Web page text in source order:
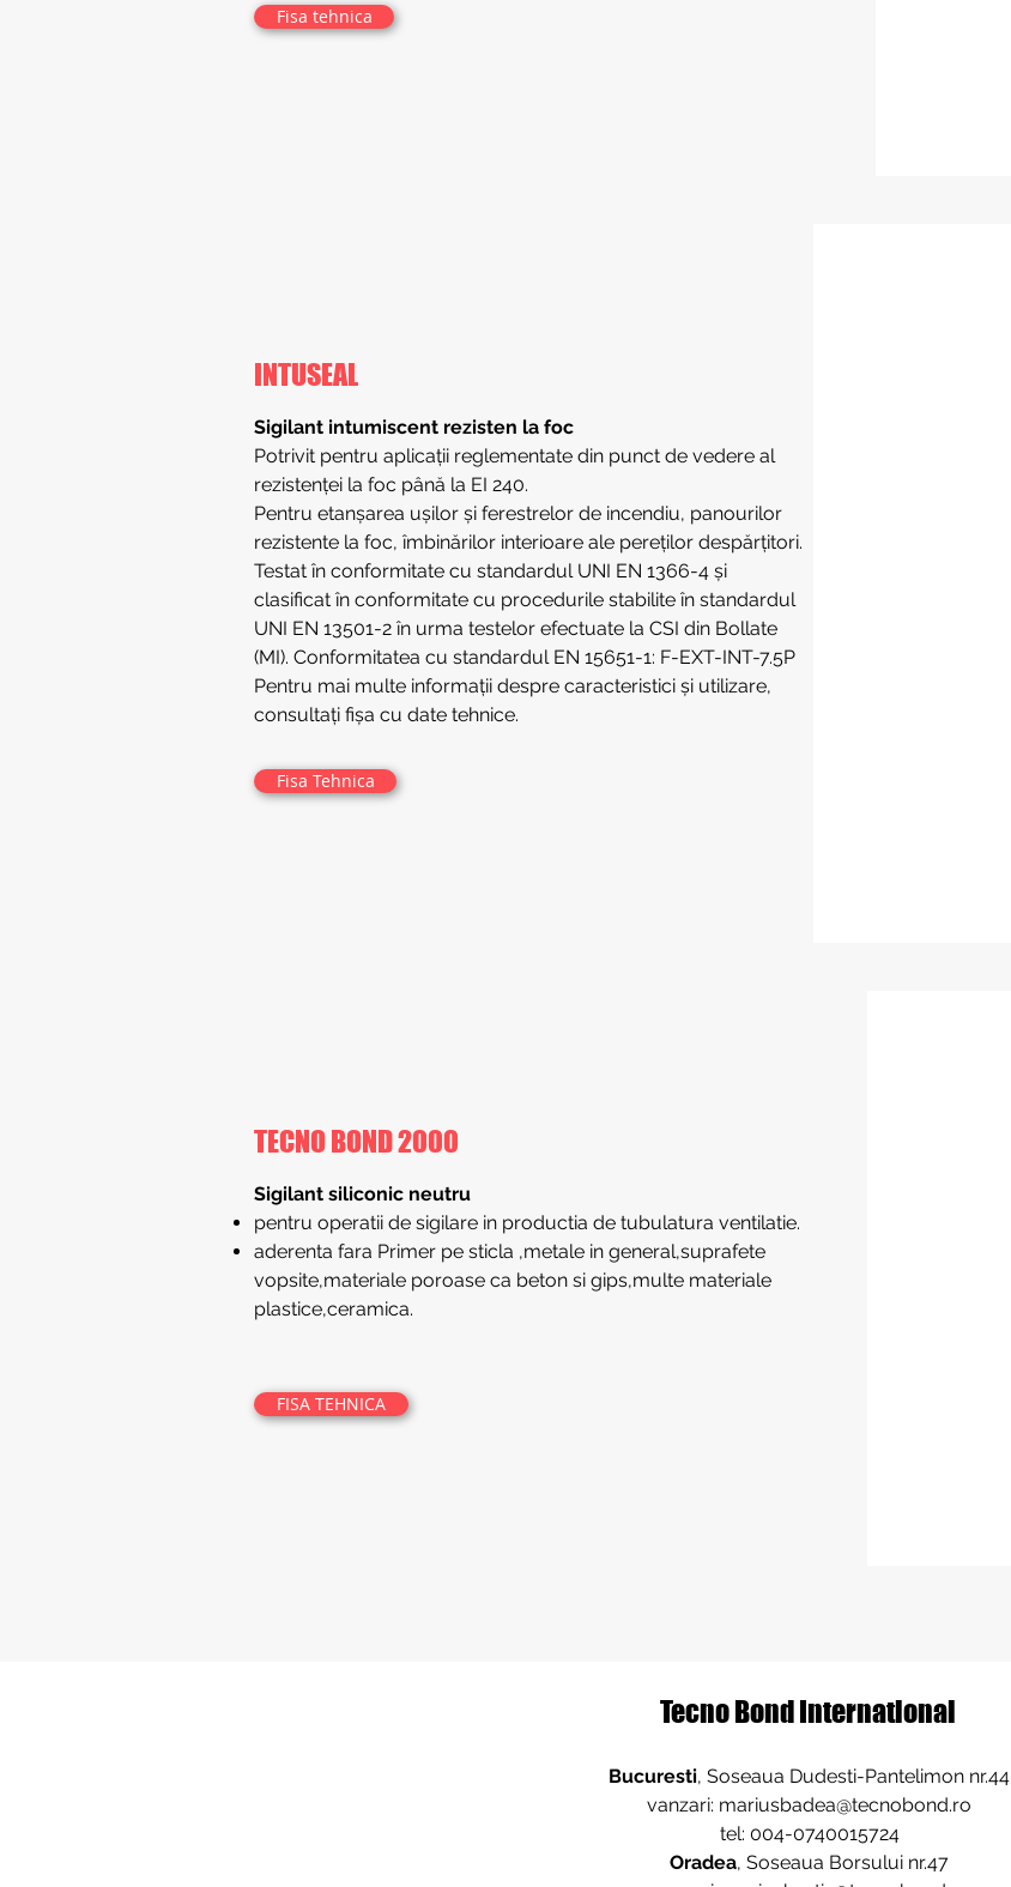
Fisa tehnica
INTUSEAL
Sigilant intumiscent rezisten la foc
Potrivit pentru aplicații reglementate din punct de vedere al
rezistenței la foc până la EI 240.
Pentru etanșarea ușilor și ferestrelor de incendiu, panourilor
rezistente la foc, îmbinărilor interioare ale pereților despărțitori.
Testat în conformitate cu standardul UNI EN 1366-4 și
clasificat în conformitate cu procedurile stabilite în standardul
UNI EN 13501-2 în urma testelor efectuate la CSI din Bollate
(MI). Conformitatea cu standardul EN 15651-1: F-EXT-INT-7.5P
Pentru mai multe informații despre caracteristici și utilizare,
consultați fișa cu date tehnice.
Fisa Tehnica
TECNO BOND 2000
Sigilant siliconic neutru
pentru operatii de sigilare in productia de tubulatura ventilatie.
aderenta fara Primer pe sticla ,metale in general,suprafete
vopsite,materiale poroase ca beton si gips,multe materiale
plastice,ceramica.
FISA TEHNICA
Tecno Bond International
Bucuresti, Soseaua Dudesti-Pantelimon nr.44
vanzari: mariusbadea@tecnobond.ro
tel: 004-0740015724
Oradea, Soseaua Borsului nr.47